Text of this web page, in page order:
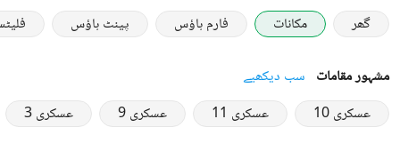
گھر
مکانات فارم ہاؤس پینٹ ہاؤس
مشہور مقامات سب دیکھیے
عسکری 10
عسکری 11 عسکری 9 عسکری 3